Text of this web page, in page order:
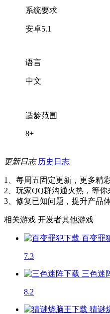
系统要求
安卓5.1
语言
中文
适龄范围
8+
更新日志 历史日志
1、每周五固定更新，更多精
2、玩家QQ群沟通火热，等你
3、修复已知问题，提升产品
相关游戏 开发者其他游戏
百变罪
7.3
三色迷
8.2
猜谜